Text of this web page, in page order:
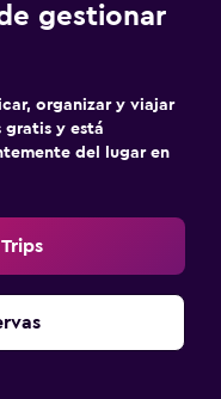
gestionar
organizar y viajar
gratis y está
del lugar en